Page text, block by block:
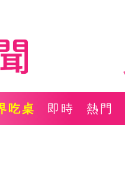
吃桌 即時 熱門